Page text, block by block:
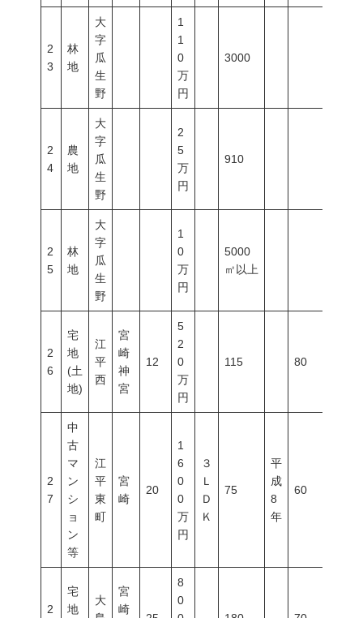
2
3
林
地
大
字
瓜
生
野
1
1
0
万
円
3000
2
4
農
地
大
字
瓜
生
野
2
5
万
円
910
2
5
林
地
大
字
瓜
生
野
1
0
万
円
5000
㎡以上
2
6
宅
地
(土
地)
江
平
西
宮
崎
神
宮
12
5
2
0
万
円
115 80
2
7
中
古
マ
ン
シ
ョ
ン
等
江
平
東
町
宮
崎
20
1
6
0
0
万
円
３
Ｌ
Ｄ
Ｋ
75
平
成
8
年
60
2
宅
地
大
宮
崎
8
0